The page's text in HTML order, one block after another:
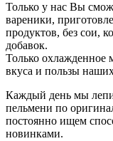
Только у нас Вы
вареники,
продуктов, без сои,
добавок.
Только охлажденное
вкуса и пользы
Каждый день мы
пельмени по
постоянно ищем
новинками.